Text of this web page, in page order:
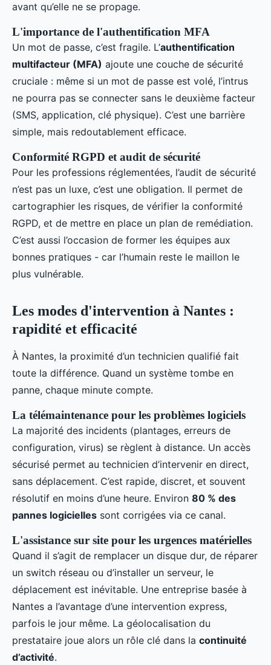
avant qu’elle ne se propage.
L'importance de l'authentification MFA
Un mot de passe, c’est fragile. L’authentification
multifacteur (MFA) ajoute une couche de sécurité
cruciale : même si un mot de passe est volé, l’intrus
ne pourra pas se connecter sans le deuxième facteur
(SMS, application, clé physique). C’est une barrière
simple, mais redoutablement efficace.
Conformité RGPD et audit de sécurité
Pour les professions réglementées, l’audit de sécurité
n’est pas un luxe, c’est une obligation. Il permet de
cartographier les risques, de vérifier la conformité
RGPD, et de mettre en place un plan de remédiation.
C’est aussi l’occasion de former les équipes aux
bonnes pratiques - car l’humain reste le maillon le
plus vulnérable.
Les modes d'intervention à Nantes :
rapidité et efficacité
À Nantes, la proximité d’un technicien qualifié fait
toute la différence. Quand un système tombe en
panne, chaque minute compte.
La télémaintenance pour les problèmes logiciels
La majorité des incidents (plantages, erreurs de
configuration, virus) se règlent à distance. Un accès
sécurisé permet au technicien d’intervenir en direct,
sans déplacement. C’est rapide, discret, et souvent
résolutif en moins d’une heure. Environ 80 % des
pannes logicielles sont corrigées via ce canal.
L'assistance sur site pour les urgences matérielles
Quand il s’agit de remplacer un disque dur, de réparer
un switch réseau ou d’installer un serveur, le
déplacement est inévitable. Une entreprise basée à
Nantes a l’avantage d’une intervention express,
parfois le jour même. La géolocalisation du
prestataire joue alors un rôle clé dans la continuité
d’activité.